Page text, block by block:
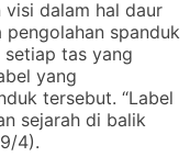
visi dalam hal daur
spanduk
tas yang
yang
tersebut. “Label
sejarah di balik
4).